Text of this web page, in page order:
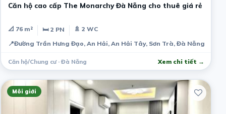
Căn hộ cao cấp The Monarchy Đà Nẵng cho thuê giá rẻ
📐 76 m² 🛏 2 PN
🚿 2 WC
📍Đường Trần Hưng Đạo, An Hải, An Hải Tây, Sơn Trà, Đà Nẵng, Việt
Căn hộ/Chung cư · Đà Nẵng Xem chi tiết →
Môi giới